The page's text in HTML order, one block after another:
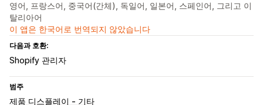
영어, 프랑스어, 중국어(간체), 독일어, 일본어, 스페인어, 그리고 이
탈리아어
이 앱은 한국어로 번역되지 않았습니다
다음과 호환:
Shopify 관리자
범주
제품 디스플레이 - 기타